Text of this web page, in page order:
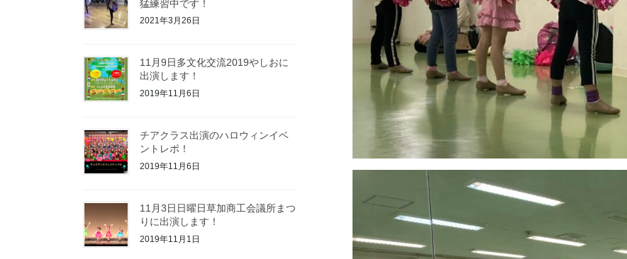
猛練習中です！
2021年3月26日
11月9日多文化交流2019やしおに
出演します！
2019年11月6日
チアクラス出演のハロウィンイベ
ントレポ！
2019年11月6日
11月3日日曜日草加商工会議所まつ
りに出演します！
2019年11月1日